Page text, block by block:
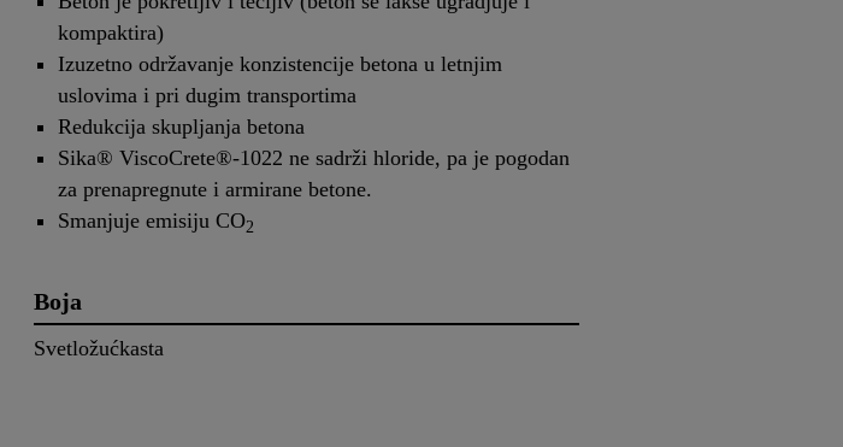
kompaktira)
Izuzetno održavanje konzistencije betona u letnjim
uslovima i pri dugim transportima
Redukcija skupljanja betona
Sika® ViscoCrete®-1022 ne sadrži hloride, pa je pogodan
za prenapregnute i armirane betone.
Smanjuje emisiju CO2
Boja
Svetložućkasta